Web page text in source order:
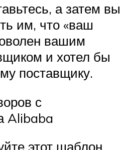
а затем вы
им, что «ваш
вашим
и хотел бы
поставщику.
с
Alibaba
этот шаблон